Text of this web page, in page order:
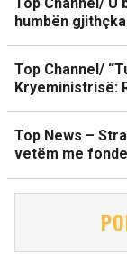
humbën
Top Channel/
Kryeministrisë:
Top News –
vetëm me